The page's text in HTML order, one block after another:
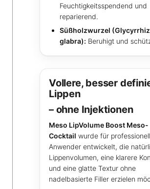
Feuchtigkeitsspendend und
reparierend.
Süßholzwurzel
glabra): Beruhigt und
Vollere, besser
Lippen
– ohne Injektionen
Meso LipVolume Boost Meso-
Cocktail wurde für
Anwender entwickelt, die
Lippenvolumen, eine klarere
und eine glatte Textur ohne
nadelbasierte Filler erzielen